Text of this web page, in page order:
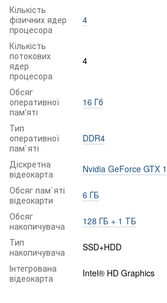
Кількість
фізичних ядер
процесора
4
Кількість
потокових
ядер
процесора
4
Обсяг
оперативної
пам'яті
16 Гб
Тип
оперативної
пам`яті
DDR4
Діскретна
відеокарта
Nvidia GeForce GTX
Обсяг пам`яті
відеокарти
6 ГБ
Обсяг
накопичувача
128 ГБ + 1 ТБ
Тип
накопичувача
SSD+HDD
Інтегрована
відеокарта
Intel® HD Graphics